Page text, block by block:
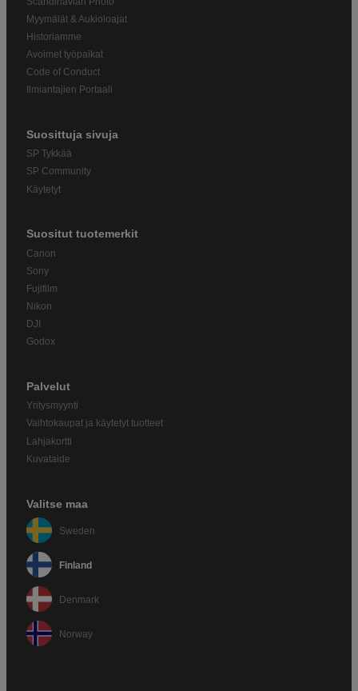
Myymälät & Aukioloajat
Historiamme
Avoimet työpaikat
Code of Conduct
Ilmiantajien Portaali
Suosittuja sivuja
SP Tykkää
SP Community
Käytetyt
Suositut tuotemerkit
Canon
Sony
Fujifilm
Nikon
DJI
Godox
Palvelut
Yritysmyynti
Vaihtokaupat ja käytetyt tuotteet
Lahjakortti
Kuvataide
Valitse maa
Sweden
Finland
Denmark
Norway